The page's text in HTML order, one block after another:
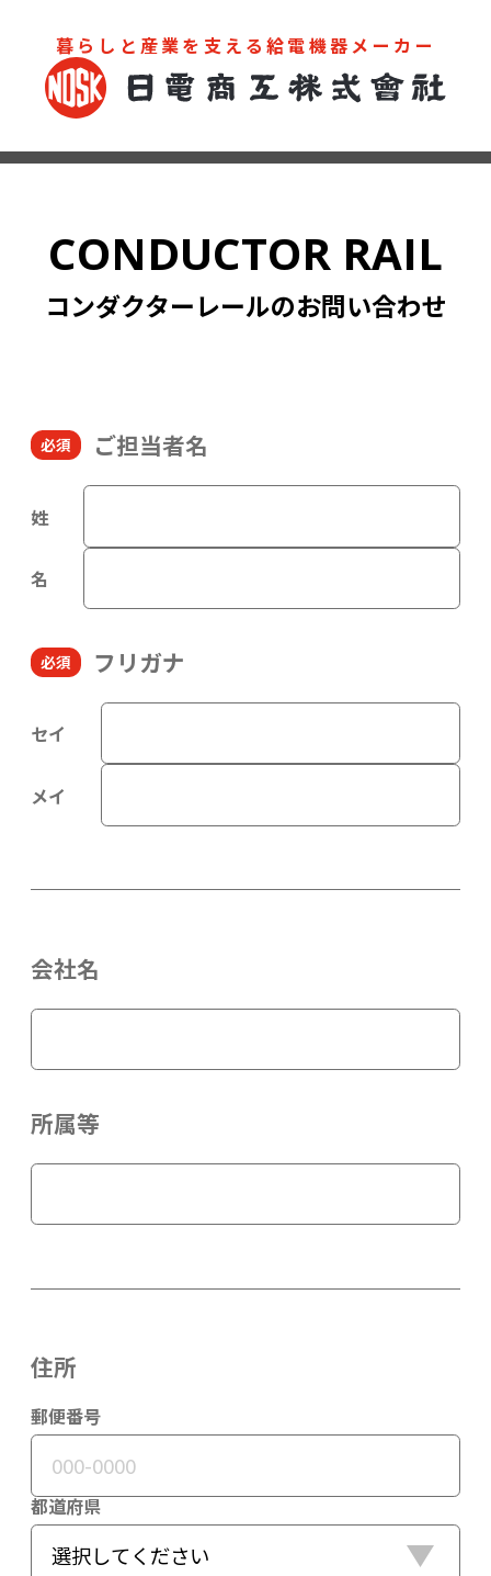
暮らしと産業を支える給電機器メーカー
お問い合わせ カタログ
CONDUCTOR RAIL
コンダクターレールのお問い合わせ
ご担当者名
姓
名
フリガナ
セイ
メイ
会社名
所属等
住所
郵便番号
都道府県